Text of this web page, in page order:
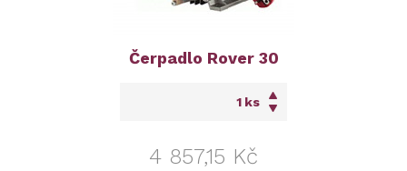
Čerpadlo Rover 30
ks
4 857,15 Kč